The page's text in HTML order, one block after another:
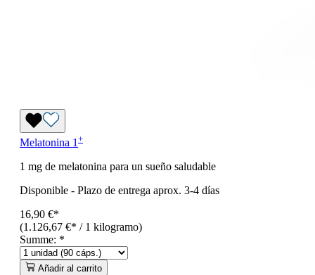
Melatonina 1 +
1 mg de melatonina para un sueño saludable
Disponible - Plazo de entrega aprox. 3-4 días
16,90 €*
(1.126,67 €* / 1 kilogramo)
Summe: *
Añadir al carrito